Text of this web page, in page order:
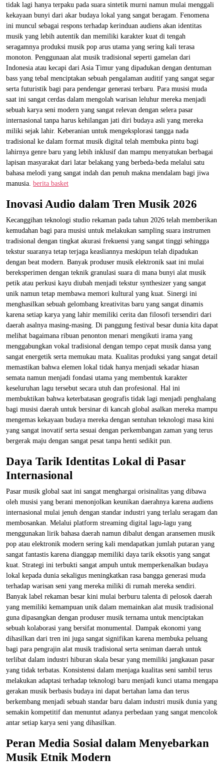
tidak lagi hanya terpaku pada suara sintetik murni namun mulai menggali
kekayaan bunyi dari akar budaya lokal yang sangat beragam. Fenomena
ini muncul sebagai respons terhadap kerinduan audiens akan identitas
musik yang lebih autentik dan memiliki karakter kuat di tengah
seragamnya produksi musik pop arus utama yang sering kali terasa
monoton. Penggunaan alat musik tradisional seperti gamelan dari
Indonesia atau kecapi dari Asia Timur yang dipadukan dengan dentuman
bass yang tebal menciptakan sebuah pengalaman auditif yang sangat segar
serta futuristik bagi para pendengar generasi terbaru. Para musisi muda
saat ini sangat cerdas dalam mengolah warisan leluhur mereka menjadi
sebuah karya seni modern yang sangat relevan dengan selera pasar
internasional tanpa harus kehilangan jati diri budaya asli yang mereka
miliki sejak lahir. Keberanian untuk mengeksplorasi tangga nada
tradisional ke dalam format musik digital telah membuka pintu bagi
lahirnya genre baru yang lebih inklusif dan mampu menyatukan berbagai
lapisan masyarakat dari latar belakang yang berbeda-beda melalui satu
bahasa melodi yang sangat indah dan penuh makna mendalam bagi jiwa
manusia. berita basket
Inovasi Audio dalam Tren Musik 2026
Kecanggihan teknologi studio rekaman pada tahun 2026 telah memberikan
kemudahan bagi para musisi untuk melakukan sampling suara instrumen
tradisional dengan tingkat akurasi frekuensi yang sangat tinggi sehingga
tekstur suaranya tetap terjaga keasliannya meskipun telah dipadukan
dengan beat modern. Banyak produser musik elektronik saat ini mulai
bereksperimen dengan teknik granulasi suara di mana bunyi alat musik
petik atau perkusi kayu diubah menjadi tekstur synthesizer yang sangat
unik namun tetap membawa memori kultural yang kuat. Sinergi ini
menghasilkan sebuah gelombang kreativitas baru yang sangat dinamis
karena setiap karya yang lahir memiliki cerita dan filosofi tersendiri dari
daerah asalnya masing-masing. Di panggung festival besar dunia kita dapat
melihat bagaimana ribuan penonton menari mengikuti irama yang
menggabungkan vokal tradisional dengan tempo cepat musik dansa yang
sangat energetik serta memukau mata. Kualitas produksi yang sangat detail
memastikan bahwa elemen lokal tidak hanya menjadi sekadar hiasan
semata namun menjadi fondasi utama yang membentuk karakter
keseluruhan lagu tersebut secara utuh dan profesional. Hal ini
membuktikan bahwa keterbatasan geografis tidak lagi menjadi penghalang
bagi musisi daerah untuk bersinar di kancah global asalkan mereka mampu
mengemas kekayaan budaya mereka dengan sentuhan teknologi masa kini
yang sangat inovatif serta sesuai dengan perkembangan zaman yang terus
bergerak maju dengan sangat pesat tanpa henti sedikit pun.
Daya Tarik Identitas Lokal di Pasar
Internasional
Pasar musik global saat ini sangat menghargai orisinalitas yang dibawa
oleh musisi yang berani menonjolkan keunikan daerahnya karena audiens
internasional mulai jenuh dengan standar industri yang terlalu seragam dan
membosankan. Melalui platform streaming digital lagu-lagu yang
menggunakan lirik bahasa daerah namun dibalut dengan aransemen musik
pop atau elektronik modern sering kali mendapatkan jumlah putaran yang
sangat fantastis karena dianggap memiliki daya tarik eksotis yang sangat
kuat. Strategi ini terbukti sangat ampuh untuk memperkenalkan budaya
lokal kepada dunia sekaligus meningkatkan rasa bangga generasi muda
terhadap warisan seni yang mereka miliki di rumah mereka sendiri.
Banyak label rekaman besar kini mulai berburu talenta di pelosok daerah
yang memiliki kemampuan unik dalam memainkan alat musik tradisional
guna dipasangkan dengan produser musik ternama untuk menciptakan
sebuah kolaborasi yang bersifat monumental. Dampak ekonomi yang
dihasilkan dari tren ini juga sangat signifikan karena membuka peluang
bagi para pengrajin alat musik tradisional serta seniman daerah untuk
terlibat dalam industri hiburan skala besar yang memiliki jangkauan pasar
yang tidak terbatas. Konsistensi dalam menjaga kualitas seni sambil terus
melakukan adaptasi terhadap teknologi baru menjadi kunci utama mengapa
gerakan musik berbasis budaya ini dapat bertahan lama dan terus
berkembang menjadi sebuah standar baru dalam industri musik dunia yang
semakin kompetitif dan menuntut adanya perbedaan yang sangat mencolok
antar setiap karya seni yang dihasilkan.
Peran Media Sosial dalam Menyebarkan
Musik Etnik Modern